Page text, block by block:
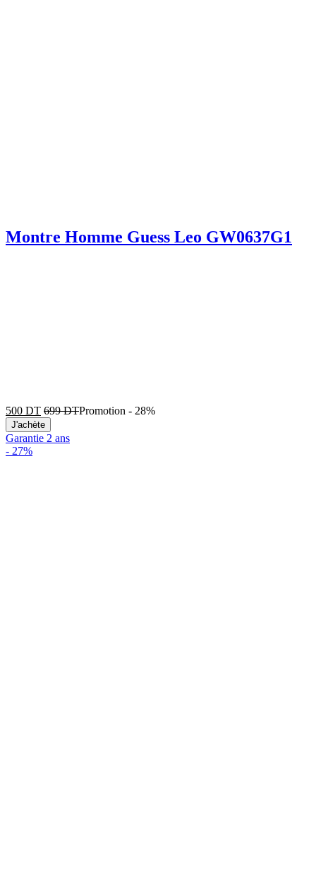
Montre Homme Guess Leo GW0637G1
500 DT 699DTPromotion - 28%
J'achète
Garantie 2 ans
- 27%